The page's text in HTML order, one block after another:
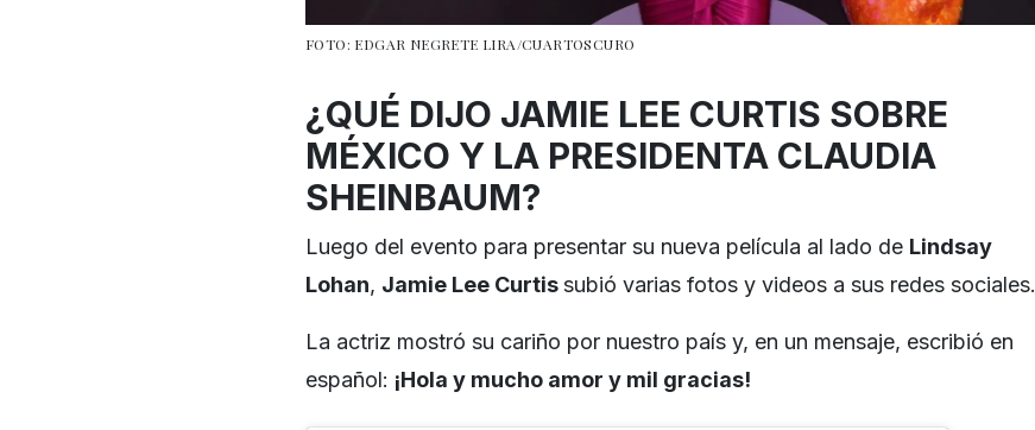
FOTO: EDGAR NEGRETE LIRA/CUARTOSCURO
¿QUÉ DIJO JAMIE LEE CURTIS SOBRE
MÉXICO Y LA PRESIDENTA CLAUDIA
SHEINBAUM?
Luego del evento para presentar su nueva película al lado de Lindsay
Lohan, Jamie Lee Curtissubió varias fotos y videos a sus redes sociales.
La actriz mostró su cariño por nuestro país y, en un mensaje, escribió en
español: ¡Hola y mucho amor y mil gracias!